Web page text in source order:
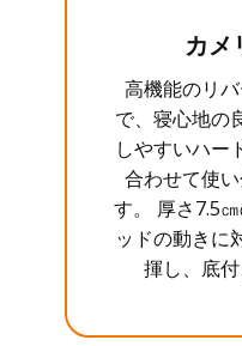
カメ
高機能のリ
で、寝心地の
しやすいハー
合わせて使
す。 厚さ7.5
ッドの動きに
揮し、底付